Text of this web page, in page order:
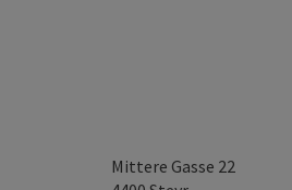
Mittere Gasse 22